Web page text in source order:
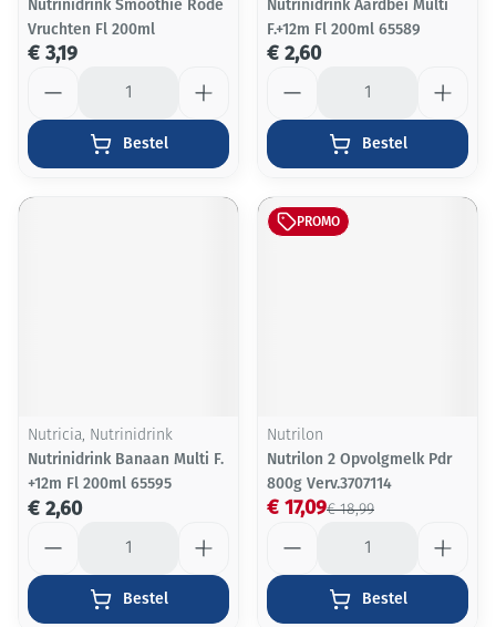
Nutrinidrink Smoothie Rode
Vruchten Fl 200ml
€ 3,19
Bestel
Nutrinidrink Aardbei Multi
F.+12m Fl 200ml 65589
€ 2,60
Bestel
Nutricia, Nutrinidrink
Nutrinidrink Banaan Multi F.
+12m Fl 200ml 65595
€ 2,60
Bestel
PROMO
Nutrilon
Nutrilon 2 Opvolgmelk Pdr
800g Verv.3707114
€ 18,99
€ 17,09
Bestel